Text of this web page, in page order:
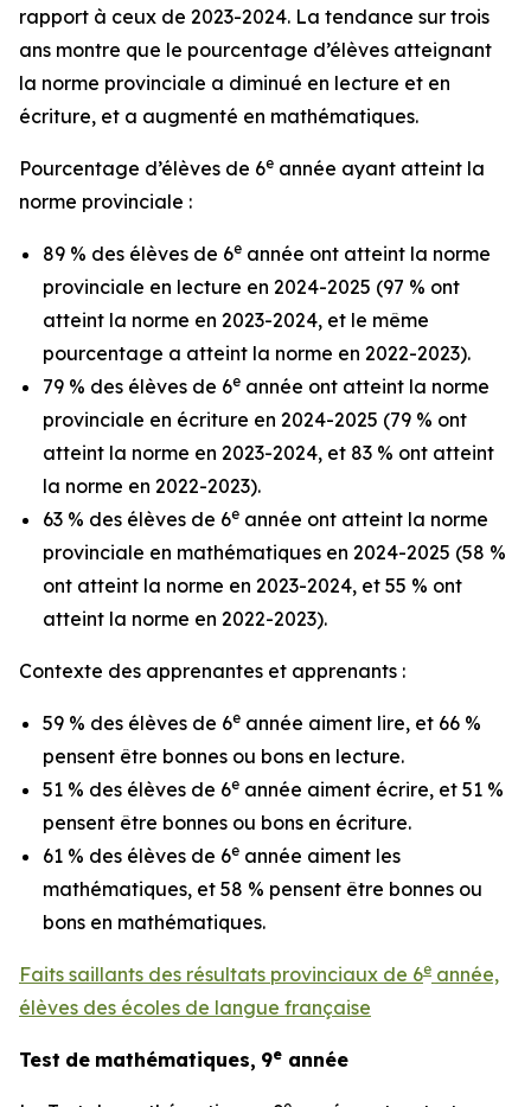
rapport à ceux de 2023-2024. La tendance sur trois
ans montre que le pourcentage d’élèves atteignant
la norme provinciale a diminué en lecture et en
écriture, et a augmenté en mathématiques.
Pourcentage d’élèves de 6e année ayant atteint la
norme provinciale :
89 % des élèves de 6e année ont atteint la norme
provinciale en lecture en 2024-2025 (97 % ont
atteint la norme en 2023-2024, et le même
pourcentage a atteint la norme en 2022-2023).
79 % des élèves de 6e année ont atteint la norme
provinciale en écriture en 2024-2025 (79 % ont
atteint la norme en 2023-2024, et 83 % ont atteint
la norme en 2022-2023).
63 % des élèves de 6e année ont atteint la norme
provinciale en mathématiques en 2024-2025 (58 %
ont atteint la norme en 2023-2024, et 55 % ont
atteint la norme en 2022-2023).
Contexte des apprenantes et apprenants :
59 % des élèves de 6e année aiment lire, et 66 %
pensent être bonnes ou bons en lecture.
51 % des élèves de 6e année aiment écrire, et 51 %
pensent être bonnes ou bons en écriture.
61 % des élèves de 6e année aiment les
mathématiques, et 58 % pensent être bonnes ou
bons en mathématiques.
Faits saillants des résultats provinciaux de 6e année,
élèves des écoles de langue française
Test de mathématiques, 9e année